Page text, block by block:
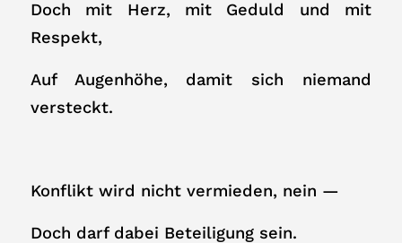
Doch mit Herz, mit Geduld und mit
Respekt,
Auf Augenhöhe, damit sich niemand
versteckt.
Konflikt wird nicht vermieden, nein —
Doch darf dabei Beteiligung sein.